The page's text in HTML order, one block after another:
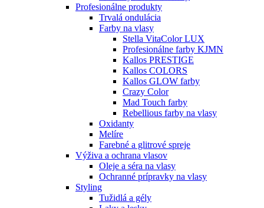
Profesionálne produkty
Trvalá ondulácia
Farby na vlasy
Stella VitaColor LUX
Profesionálne farby KJMN
Kallos PRESTIGE
Kallos COLORS
Kallos GLOW farby
Crazy Color
Mad Touch farby
Rebellious farby na vlasy
Oxidanty
Melíre
Farebné a glitrové spreje
Výživa a ochrana vlasov
Oleje a séra na vlasy
Ochranné prípravky na vlasy
Styling
Tužidlá a gély